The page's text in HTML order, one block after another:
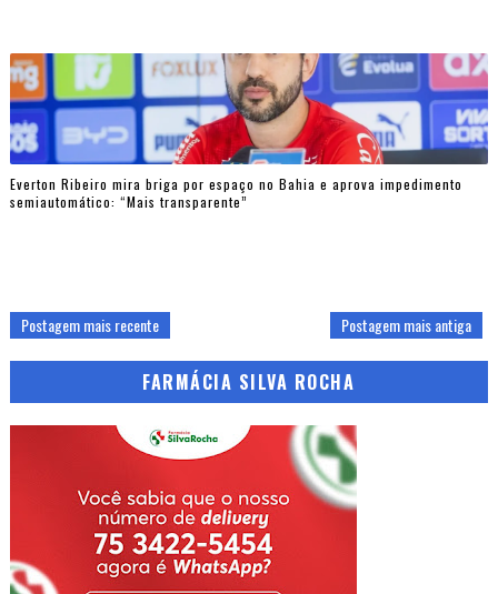
Everton Ribeiro mira briga por espaço no Bahia e aprova impedimento
semiautomático: “Mais transparente”
Postagem mais recente Postagem mais antiga
FARMÁCIA SILVA ROCHA